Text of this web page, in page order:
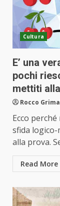
Cultura
E’ una
pochi
mettiti
Rocco
Ecco
sfida logico-
alla prova.
Read More